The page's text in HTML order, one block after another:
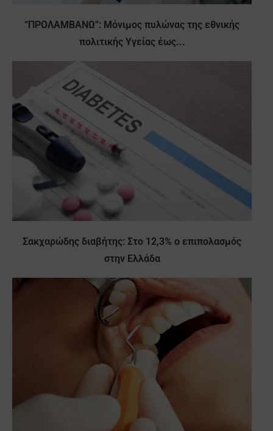
“ΠΡΟΛΑΜΒΑΝΩ”: Μόνιμος πυλώνας της εθνικής
πολιτικής Υγείας έως...
Σακχαρώδης διαβήτης: Στο 12,3% ο επιπολασμός
στην Ελλάδα